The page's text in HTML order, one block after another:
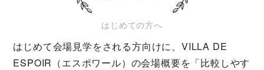
はじめての方へ
はじめて会場見学をされる方向けに、VILLA DE
ESPOIR（エスポワール）の会場概要を「比較しやす